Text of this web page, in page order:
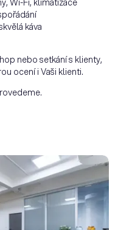
káva
nebo setkání s klienty,
ocení i Vaši klienti.